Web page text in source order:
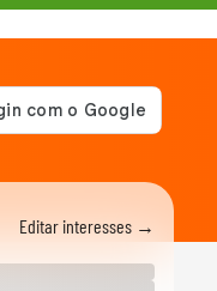
Editar interesses →